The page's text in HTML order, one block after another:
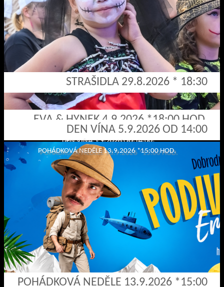
STRAŠIDLA 29.8.2026 * 18:30
EVA & HYNEK 4.9.2026 *18:00 HOD.
EVA & HYNEK 4.9.2026 *18:00 HOD.
DEN VÍNA 5.9.2026 OD 14:00
DEN VÍNA 5.9.2026 OD 14:00
POHÁDKOVÁ NEDĚLE 13.9.2026 *15:00
POHÁDKOVÁ NEDĚLE 13.9.2026 *15:00 HOD.